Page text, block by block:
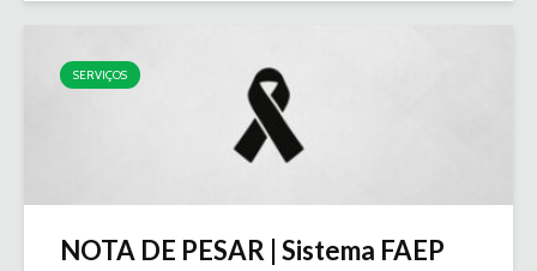
SERVIÇOS
NOTA DE PESAR | Sistema FAEP